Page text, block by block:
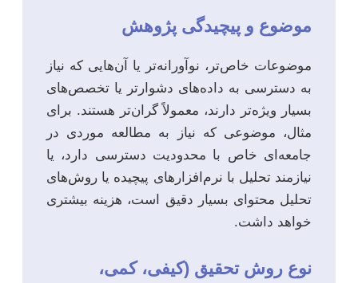
موضوع و پیچیدگی پژوهش
موضوعات خاص‌تر، نوآورانه‌تر یا آن‌هایی که نیاز
به دسترسی به داده‌های دشوارتر یا تخصص‌های
بسیار ویژه‌تر دارند، معمولاً گران‌تر هستند. برای
مثال، موضوعی که نیاز به مطالعه موردی در
جامعه‌ای خاص با محدودیت دسترسی دارد، یا
نیازمند تحلیل با نرم‌افزارهای پیچیده یا روش‌های
تحلیل محتوای بسیار دقیق است، هزینه بیشتری
خواهد داشت.
نوع روش تحقیق (کیفی، کمی،